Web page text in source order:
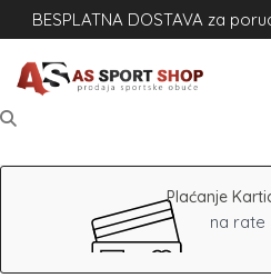
BESPLATNA DOSTAVA za
Plaćanje
na rate